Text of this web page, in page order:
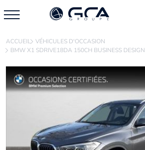
ACCUEIL VÉHICULES D'OCCASION
BMW X1 SDRIVE18DA 150CH BUSINESS DESIGN